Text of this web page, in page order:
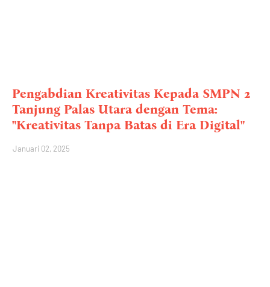
Pengabdian Kreativitas Kepada SMPN 2
Tanjung Palas Utara dengan Tema:
"Kreativitas Tanpa Batas di Era Digital"
Januari 02, 2025